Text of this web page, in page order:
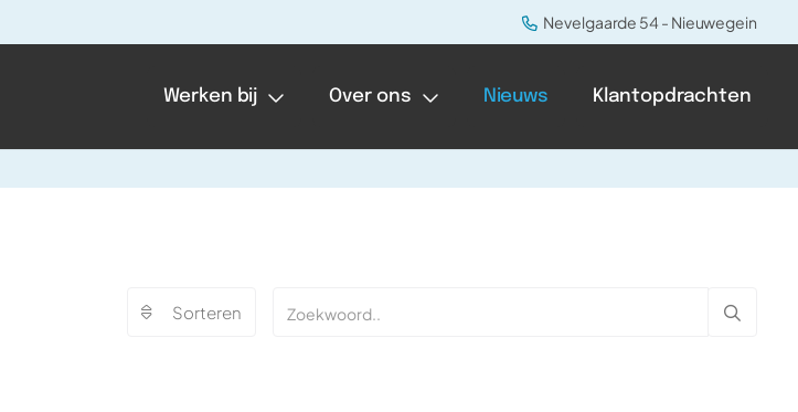
Sorteren
Nevelgaarde 54 - Nieuwegein
Werken bij Over ons Nieuws Klantopdrachten